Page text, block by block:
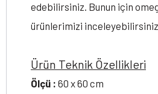
edebilirsiniz. Bunun için
ürünlerimizi
Ürün Teknik Özellikleri
Ölçü : 60 x 60 cm